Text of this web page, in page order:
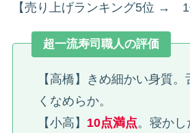
【売り上げランキング5位 → 1
超一流寿司職人の評価
【高橋】きめ細かい身質
くなめらか。
【小高】 10点満点。寝かし